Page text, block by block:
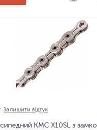
Залишити вiдгук